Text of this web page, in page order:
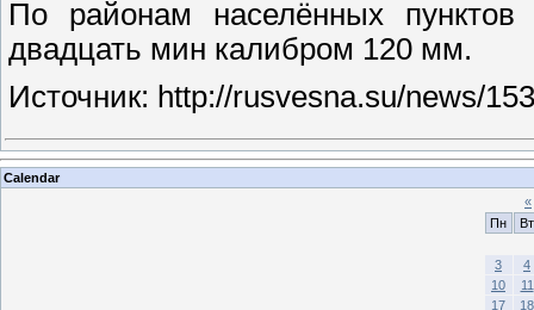
По районам населённых пунктов
двадцать мин калибром 120 мм.
Источник: http://rusvesna.su/news/
Calendar
«
Пн
Вт
3
4
10
11
17
18